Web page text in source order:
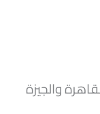
والجيزة